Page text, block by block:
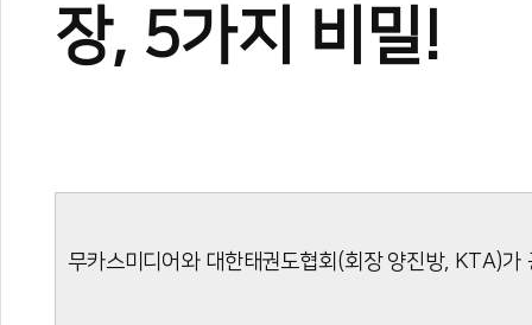
장, 5가지 비밀!
무카스미디어와 대한태권도협회(회장 양진방, KTA)